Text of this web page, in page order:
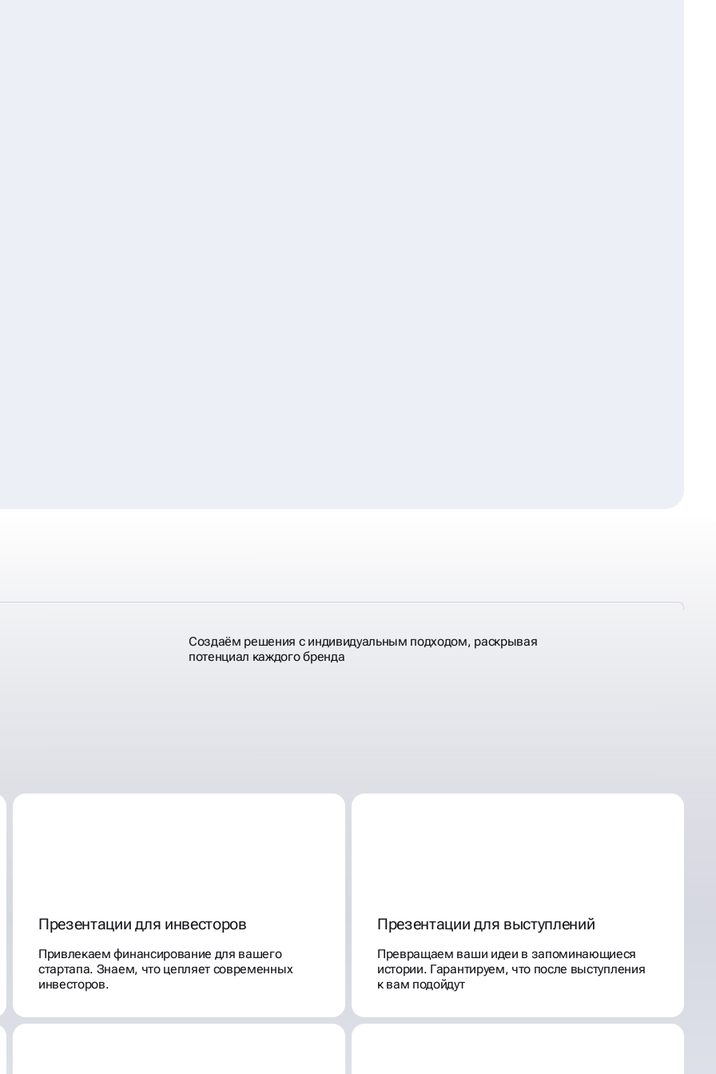
Создаём решения с индивидуальным подходом, раскрывая
потенциал каждого бренда
Презентации для инвесторов
Привлекаем финансирование для вашего
стартапа. Знаем, что цепляет современных
инвесторов.
Презентации для выступлений
Превращаем ваши идеи в запоминающиеся
истории. Гарантируем, что после выступления
к вам подойдут